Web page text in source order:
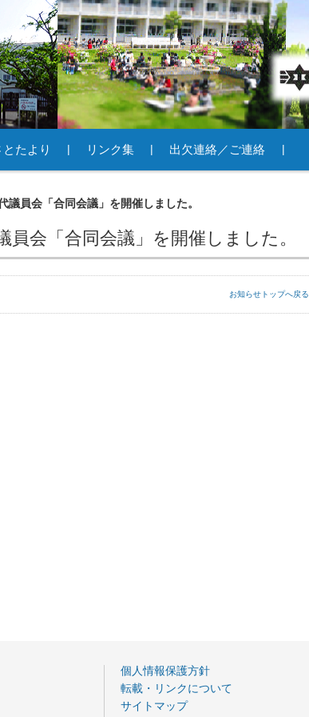
たより リンク集 出欠連絡／ご連絡
議員会「合同会議」を開催しました。
員会「合同会議」を開催しました。
お知らせトップへ戻る
個人情報保護方針
転載・リンクについて
サイトマップ